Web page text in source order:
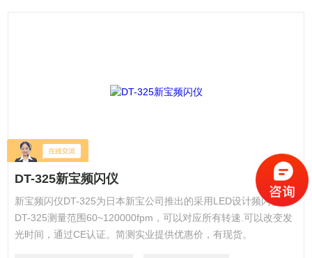
DT-325新宝频闪仪
新宝频闪仪DT-325为日本新宝公司推出的采用LED设计频闪仪，
DT-325测量范围60~120000fpm，可以对应所有转速.可以改变发
光时间，通过CE认证。简测实业提供优惠价，有现货。